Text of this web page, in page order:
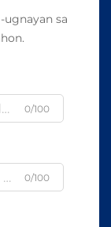
sa
0/100
0/100